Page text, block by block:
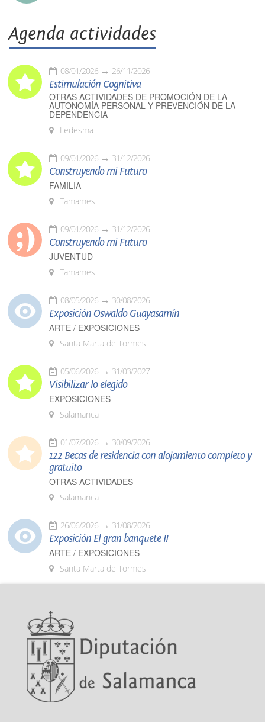
Agenda actividades
08/01/2026 26/11/2026
Estimulación Cognitiva
OTRAS ACTIVIDADES DE PROMOCIÓN DE LA
AUTONOMÍA PERSONAL Y PREVENCIÓN DE LA
DEPENDENCIA
Ledesma
09/01/2026 31/12/2026
Construyendo mi Futuro
FAMILIA
Tamames
09/01/2026 31/12/2026
Construyendo mi Futuro
JUVENTUD
Tamames
08/05/2026 30/08/2026
Exposición Oswaldo Guayasamín
ARTE / EXPOSICIONES
Santa Marta de Tormes
05/06/2026 31/03/2027
Visibilizar lo elegido
EXPOSICIONES
Salamanca
01/07/2026 30/09/2026
122 Becas de residencia con alojamiento completo y
gratuito
OTRAS ACTIVIDADES
Salamanca
26/06/2026 31/08/2026
Exposición El gran banquete II
ARTE / EXPOSICIONES
Santa Marta de Tormes